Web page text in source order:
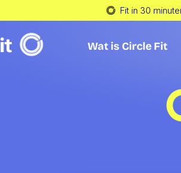
Fit in 30
Wat is Circle Fit